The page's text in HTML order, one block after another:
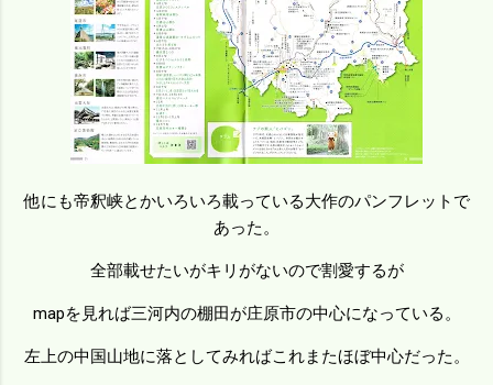
他にも帝釈峡とかいろいろ載っている大作のパンフレットで
あった。
全部載せたいがキリがないので割愛するが
mapを見れば三河内の棚田が庄原市の中心になっている。
左上の中国山地に落としてみればこれまたほぼ中心だった。